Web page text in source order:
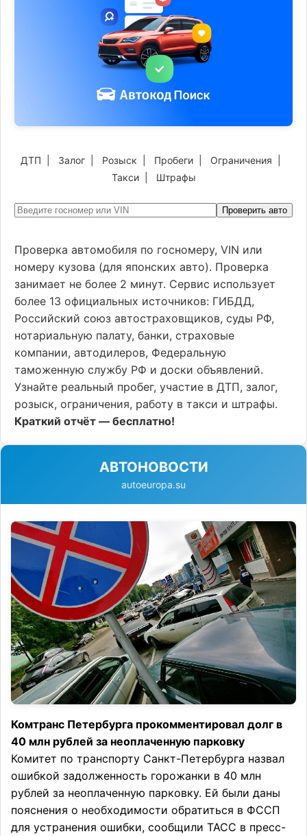
ДТП Залог Розыск Пробеги Ограничения
Такси| Штрафы
Проверить авто
Проверка автомобиля по госномеру, VIN или
номеру кузова (для японских авто). Проверка
занимает не более 2 минут. Сервис использует
более 13 официальных источников: ГИБДД,
Российский союз автостраховщиков, суды РФ,
нотариальную палату, банки, страховые
компании, автодилеров, Федеральную
таможенную службу РФ и доски объявлений.
Узнайте реальный пробег, участие в ДТП, залог,
розыск, ограничения, работу в такси и штрафы.
Краткий отчёт — бесплатно!
АВТОНОВОСТИ
autoeuropa.su
Комтранс Петербурга прокомментировал долг в
40 млн рублей за неоплаченную парковку
Комитет по транспорту Санкт-Петербурга назвал
ошибкой задолженность горожанки в 40 млн
рублей за неоплаченную парковку. Ей были даны
пояснения о необходимости обратиться в ФССП
для устранения ошибки, сообщили ТАСС в пресс-